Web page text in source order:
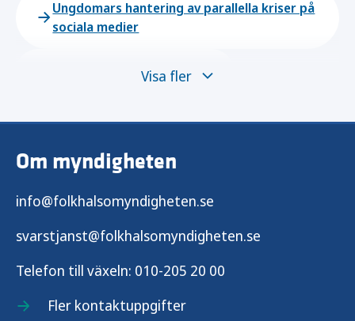
Ungdomars hantering av parallella kriser på
sociala medier
Stöd för en god start i livet
Hembesök i samverkan
Familjecentraler och familjecentralsliknande
Stöd till barn i familjer med
Visa fler
Om myndigheten
info@folkhalsomyndigheten.se
svarstjanst@folkhalsomyndigheten.se
Telefon till växeln: 010-205 20 00
Fler kontaktuppgifter